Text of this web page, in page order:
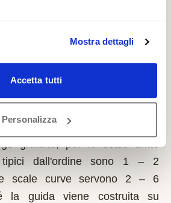
Mostra dettagli
Accetta tutti
Personalizza
fare domanda i residenti a
per installare un
gratuito, per le scale dritte
dall'ordine sono 1 – 2
scale curve servono 2 – 6
la guida viene costruita su